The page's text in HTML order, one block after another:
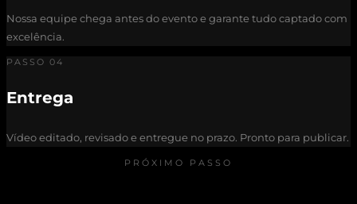
Nossa equipe chega antes do evento e garante tudo captado com
excelência.
PASSO 04
Entrega
Vídeo editado, revisado e entregue no prazo. Pronto para publicar.
PRÓXIMO PASSO